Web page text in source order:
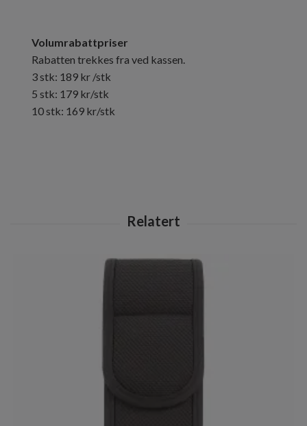
Volumrabattpriser
Rabatten trekkes fra ved kassen.
3 stk: 189 kr /stk
5 stk: 179 kr/stk
10 stk: 169 kr/stk